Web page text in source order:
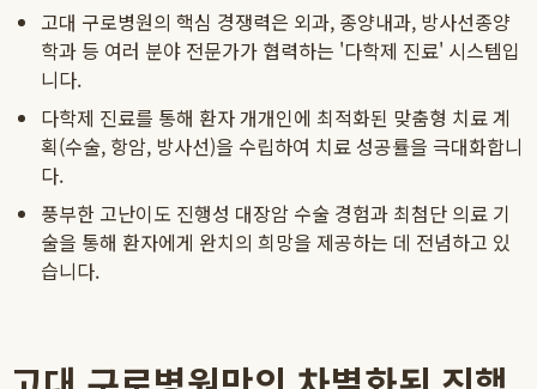
고대 구로병원의 핵심 경쟁력은 외과, 종양내과, 방사선종양
학과 등 여러 분야 전문가가 협력하는 '다학제 진료' 시스템입
니다.
다학제 진료를 통해 환자 개개인에 최적화된 맞춤형 치료 계
획(수술, 항암, 방사선)을 수립하여 치료 성공률을 극대화합니
다.
풍부한 고난이도 진행성 대장암 수술 경험과 최첨단 의료 기
술을 통해 환자에게 완치의 희망을 제공하는 데 전념하고 있
습니다.